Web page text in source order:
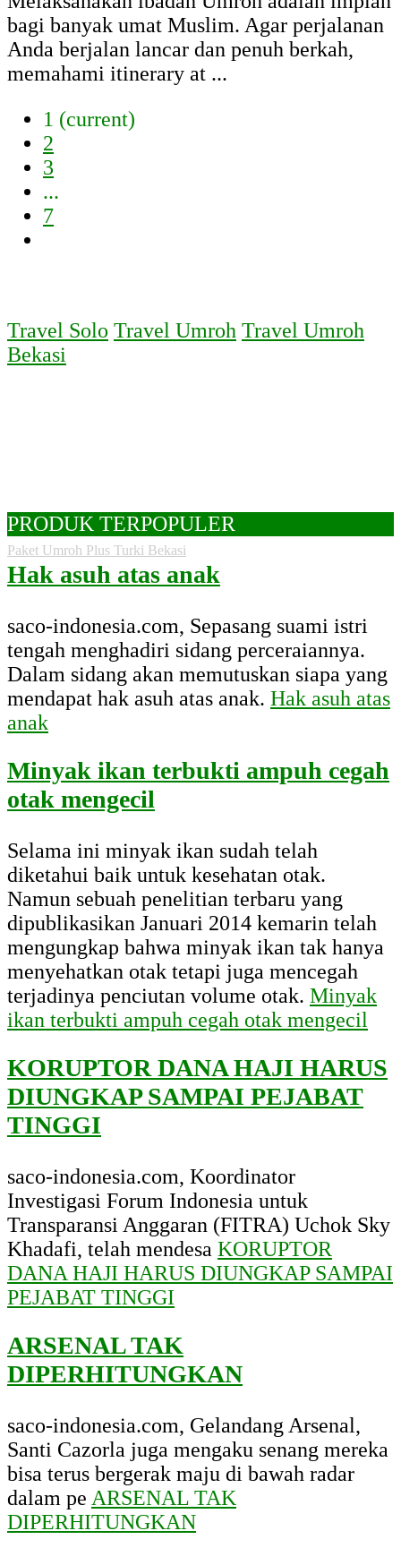
bagi banyak umat Muslim. Agar perjalanan
Anda berjalan lancar dan penuh berkah,
memahami itinerary at ...
1 (current)
2
3
...
7
Travel Solo Travel Umroh Travel Umroh
Bekasi
PRODUK TERPOPULER
Paket Umroh Plus Turki Bekasi
Hak asuh atas anak
saco-indonesia.com, Sepasang suami istri
tengah menghadiri sidang perceraiannya.
Dalam sidang akan memutuskan siapa yang
mendapat hak asuh atas anak. Hak asuh atas
anak
Minyak ikan terbukti ampuh cegah
otak mengecil
Selama ini minyak ikan sudah telah
diketahui baik untuk kesehatan otak.
Namun sebuah penelitian terbaru yang
dipublikasikan Januari 2014 kemarin telah
mengungkap bahwa minyak ikan tak hanya
menyehatkan otak tetapi juga mencegah
terjadinya penciutan volume otak. Minyak
ikan terbukti ampuh cegah otak mengecil
KORUPTOR DANA HAJI HARUS
DIUNGKAP SAMPAI PEJABAT
TINGGI
saco-indonesia.com, Koordinator
Investigasi Forum Indonesia untuk
Transparansi Anggaran (FITRA) Uchok Sky
Khadafi, telah mendesa KORUPTOR
DANA HAJI HARUS DIUNGKAP SAMPAI
PEJABAT TINGGI
ARSENAL TAK
DIPERHITUNGKAN
saco-indonesia.com, Gelandang Arsenal,
Santi Cazorla juga mengaku senang mereka
bisa terus bergerak maju di bawah radar
dalam pe ARSENAL TAK
DIPERHITUNGKAN